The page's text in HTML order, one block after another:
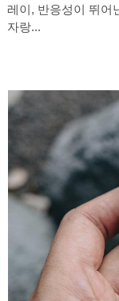
레이, 반응성이 뛰어
자랑...